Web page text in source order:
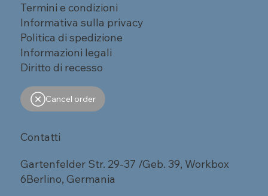
Termini e condizioni
Informativa sulla privacy
Politica di spedizione
Informazioni legali
Diritto di recesso
Cancel order
Contatti
Gartenfelder Str. 29-37 /Geb. 39, Workbox
6Berlino, Germania